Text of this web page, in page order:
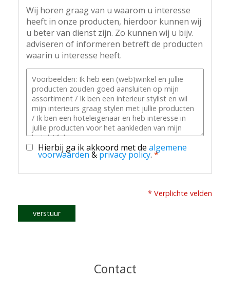
Wij horen graag van u waarom u interesse
heeft in onze producten, hierdoor kunnen wij
u beter van dienst zijn. Zo kunnen wij u bijv.
adviseren of informeren betreft de producten
waarin u interesse heeft.
Hierbij ga ik akkoord met de algemene
voorwaarden & privacy policy. *
* Verplichte velden
verstuur
Contact